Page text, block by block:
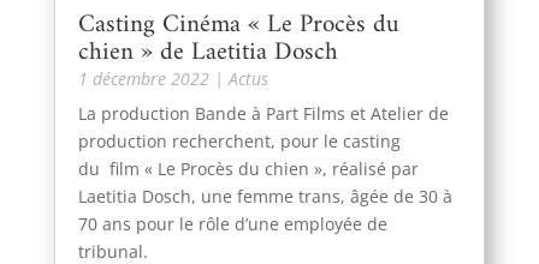
Casting Cinéma « Le Procès du
chien » de Laetitia Dosch
1 décembre 2022| Actus
La production Bande à Part Films et Atelier de
production recherchent, pour le casting
du film « Le Procès du chien », réalisé par
Laetitia Dosch, une femme trans, âgée de 30 à
70 ans pour le rôle d’une employée de
tribunal.